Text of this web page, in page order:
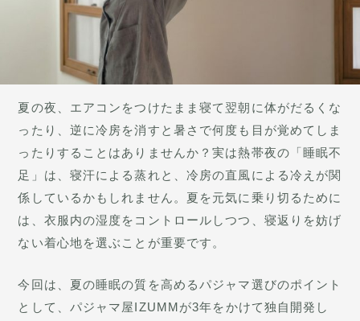
夏の夜、エアコンをつけたまま寝て翌朝に体がだるくな
ったり、逆に冷房を消すと暑さで何度も目が覚めてしま
ったりすることはありませんか？実は熱帯夜の「睡眠不
足」は、寝汗による蒸れと、冷房の直風による冷えが関
係しているかもしれません。夏を元気に乗り切るために
は、衣服内の湿度をコントロールしつつ、寝返りを妨げ
ない着心地を選ぶことが重要です。
今回は、夏の睡眠の質を高めるパジャマ選びのポイント
として、パジャマ屋IZUMMが3年をかけて独自開発し